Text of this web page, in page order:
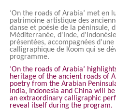
‘On the roads of Arabia’ met en
patrimoine artistique des
danse et poésie de la péninsule,
Méditerranée, d'Inde,
présentées, accompagnées
calligraphique de Koom qui se
programme.
‘On the roads of Arabia’
heritage of the ancient roads of
poetry from the Arabian
India, Indonesia and China will
an extraordinary calligraphic
reveal itself during the program.